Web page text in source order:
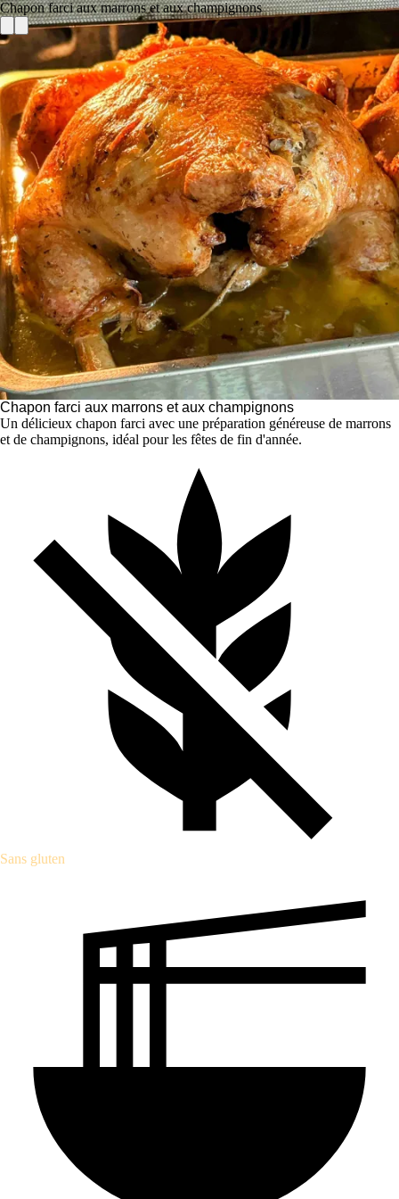
Chapon farci aux marrons et aux champignons
Chapon farci aux marrons et aux champignons
Un délicieux chapon farci avec une préparation généreuse de marrons
et de champignons, idéal pour les fêtes de fin d'année.
Sans gluten